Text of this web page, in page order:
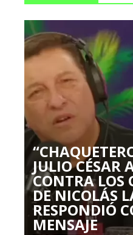
JULIO CÉSAR
CONTRA LOS
DE NICOLÁS
RESPONDIÓ
MENSAJE